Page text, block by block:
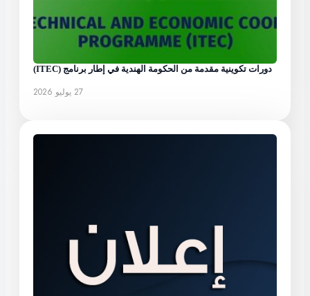
دورات تكوينية مقدمة من الحكومة الهندية في إطار برنامج (ITEC)
27 يوليو 2026